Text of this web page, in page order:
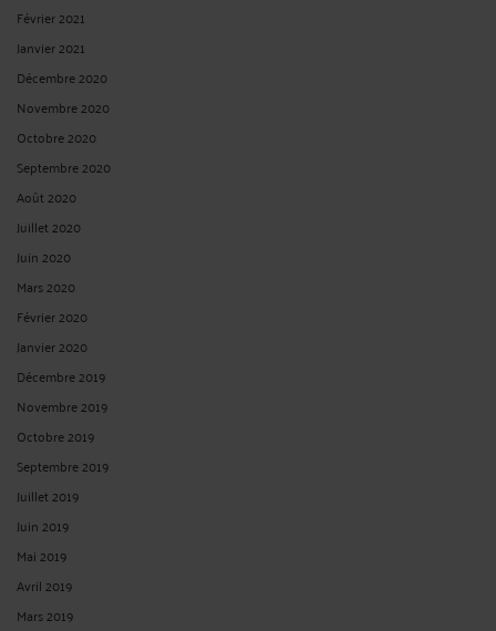
Février 2021
Janvier 2021
Décembre 2020
Novembre 2020
Octobre 2020
Septembre 2020
Août 2020
Juillet 2020
Juin 2020
Mars 2020
Février 2020
Janvier 2020
Décembre 2019
Novembre 2019
Octobre 2019
Septembre 2019
Juillet 2019
Juin 2019
Mai 2019
Avril 2019
Mars 2019